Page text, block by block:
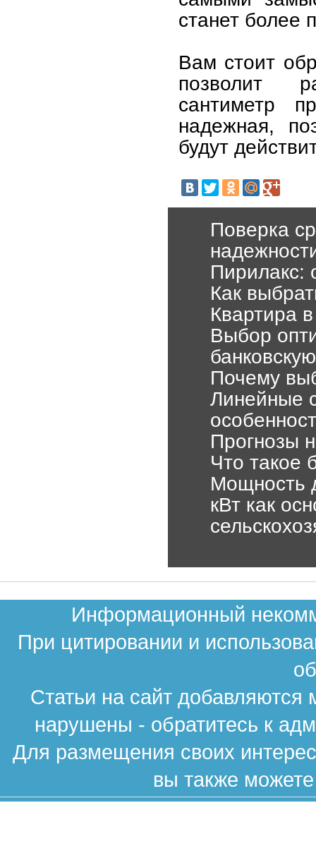
станет более
Вам стоит
позволит
сантиметр
надежная,
будут
Поверка
Пирилакс:
Как
Квартира
Выбор
Почему
Линейные
Прогнозы
Что такое
Мощность
кВт как
Информационный
При цитировании и
Статьи на сайт
нарушены - обратитесь к
Для размещения своих
вы также